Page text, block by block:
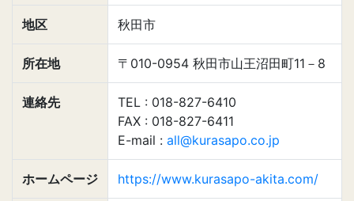
地区 秋田市
所在地 〒010-0954 秋田市山王沼田町11－8
連絡先
TEL : 018-827-6410
FAX : 018-827-6411
E-mail : all@kurasapo.co.jp
ホームページ https://www.kurasapo-akita.com/